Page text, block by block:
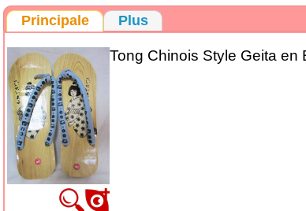
Principale Plus
Tong Chinois Style Geita en